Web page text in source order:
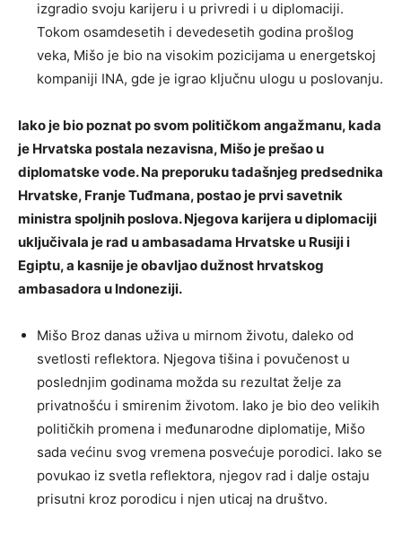
izgradio svoju karijeru i u privredi i u diplomaciji.
Tokom osamdesetih i devedesetih godina prošlog
veka, Mišo je bio na visokim pozicijama u energetskoj
kompaniji INA, gde je igrao ključnu ulogu u poslovanju.
Iako je bio poznat po svom političkom angažmanu, kada
je Hrvatska postala nezavisna, Mišo je prešao u
diplomatske vode. Na preporuku tadašnjeg predsednika
Hrvatske, Franje Tuđmana, postao je prvi savetnik
ministra spoljnih poslova. Njegova karijera u diplomaciji
uključivala je rad u ambasadama Hrvatske u Rusiji i
Egiptu, a kasnije je obavljao dužnost hrvatskog
ambasadora u Indoneziji.
Mišo Broz danas uživa u mirnom životu, daleko od
svetlosti reflektora. Njegova tišina i povučenost u
poslednjim godinama možda su rezultat želje za
privatnošću i smirenim životom. Iako je bio deo velikih
političkih promena i međunarodne diplomatije, Mišo
sada većinu svog vremena posvećuje porodici. Iako se
povukao iz svetla reflektora, njegov rad i dalje ostaju
prisutni kroz porodicu i njen uticaj na društvo.